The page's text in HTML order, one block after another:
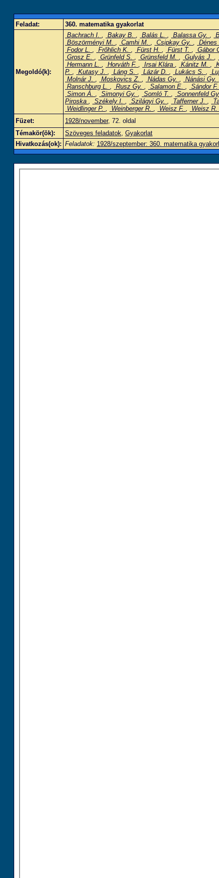
Feladat: 360. matematika gyakorlat
Megoldó(k):
Bachrach I. , Bakay B. , Balás L. , Balassa Gy. ,
Böszörményi M. , Camhi M. , Csipkay Gy. ,
Fodor L. , Frőhlich K. , Fürst H. , Fürst T. ,
Gábor
Grosz E. , Grünfeld S. , Grünsfeld M. , Gulyás J. ,
Hermann L. , Horváth F. , Irsai Klára , Kánitz M. ,
P. , Kutasy J. , Láng S. , Lázár D. , Lukács S. ,
Molnár J. , Moskovics Z. , Nádas Gy. , Nánási Gy.
Ranschburg L. , Rusz Gy. , Salamon E. ,
Sándor
Simon Á. , Simonyi Gy. , Somló T. ,
Sonnenfeld
Piroska , Székely I. , Szilágyi Gy. , Tafferner J. ,
Weidlinger P. , Weinberger R. , Weisz F. ,
Weisz R.
Füzet:
1928/november, 72. oldal
Témakör(ök):
Szöveges feladatok, Gyakorlat
Hivatkozás(ok): Feladatok: 1928/szeptember: 360. matematika